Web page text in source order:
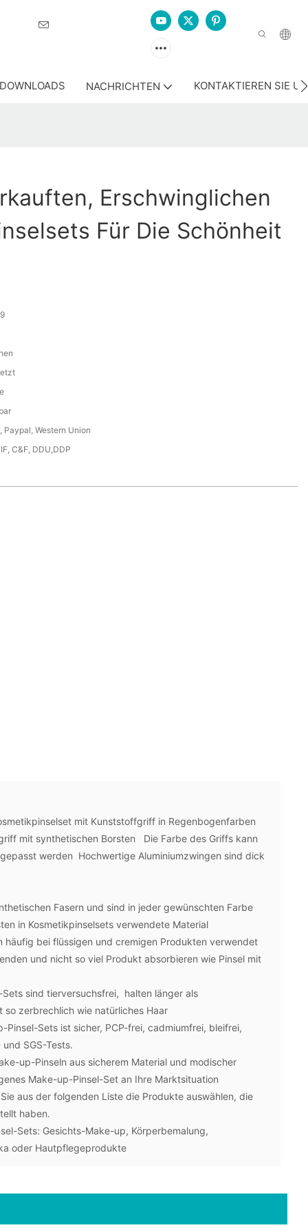
DOWNLOADS NACHRICHTEN KONTAKTIEREN SIE
Erschwinglichen
Für Die Schönheit
Paypal, Western Union
C&F, DDU,DDP
mit Kunststoffgriff in Regenbogenfarben
mit synthetischen Borsten Die Farbe des Griffs kann
werden Hochwertige Aluminiumzwingen sind dick
Fasern und sind in jeder gewünschten Farbe
in Kosmetikpinselsets verwendete Material
häufig bei flüssigen und cremigen Produkten verwendet
und nicht so viel Produkt absorbieren wie Pinsel mit
sind tierversuchsfrei, halten länger als
zerbrechlich wie natürliches Haar
Pinsel-Sets ist sicher, PCP-frei, cadmiumfrei, bleifrei,
SGS-Tests.
up-Pinseln aus sicherem Material und modischer
Make-up-Pinsel-Set an Ihre Marktsituation
aus der folgenden Liste die Produkte auswählen, die
haben.
Sets: Gesichts-Make-up, Körperbemalung,
oder Hautpflegeprodukte